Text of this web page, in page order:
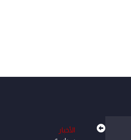
الأخبار